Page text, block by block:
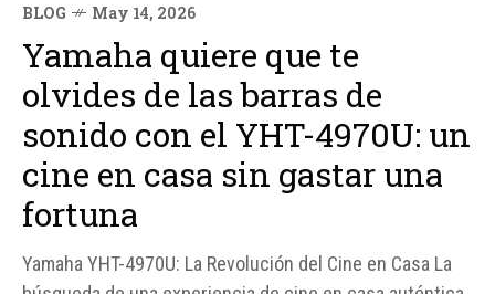
BLOG May 14, 2026
Yamaha quiere que te
olvides de las barras de
sonido con el YHT-4970U: un
cine en casa sin gastar una
fortuna
Yamaha YHT-4970U: La Revolución del Cine en Casa La